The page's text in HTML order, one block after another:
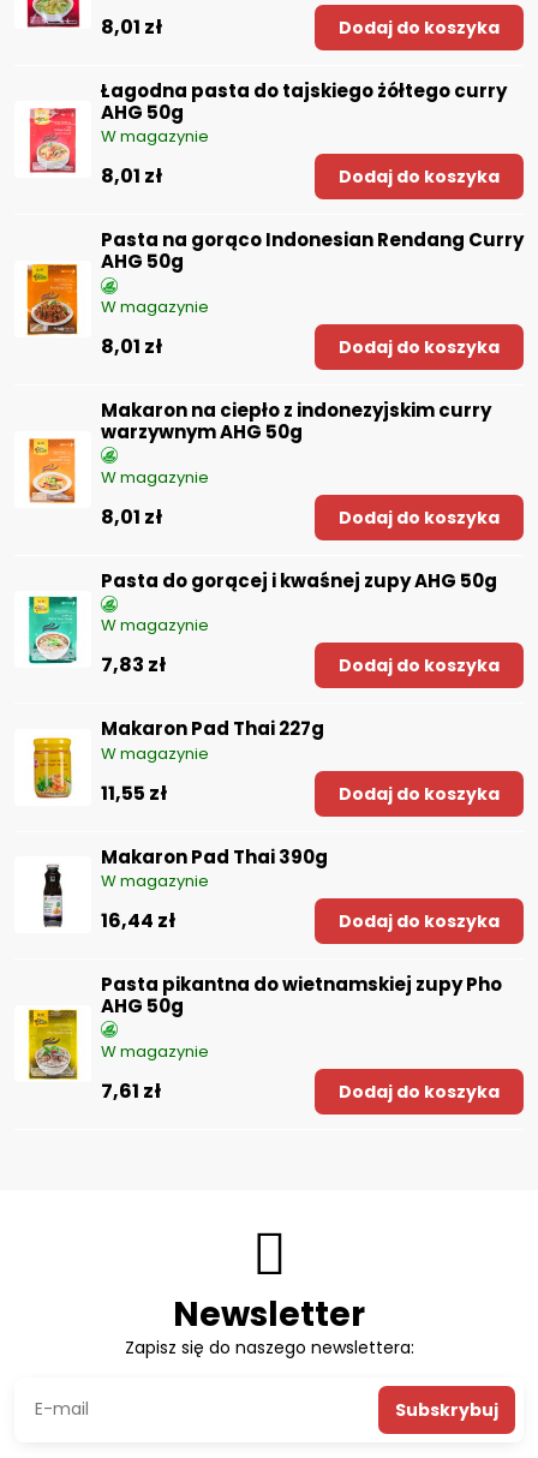
8,01 zł Dodaj do koszyka
Łagodna pasta do tajskiego żółtego curry
AHG 50g
W magazynie
8,01 zł Dodaj do koszyka
Pasta na gorąco Indonesian Rendang Curry
AHG 50g
W magazynie
8,01 zł Dodaj do koszyka
Makaron na ciepło z indonezyjskim curry
warzywnym AHG 50g
W magazynie
8,01 zł Dodaj do koszyka
Pasta do gorącej i kwaśnej zupy AHG 50g
W magazynie
7,83 zł Dodaj do koszyka
Makaron Pad Thai 227g
W magazynie
11,55 zł Dodaj do koszyka
Makaron Pad Thai 390g
W magazynie
16,44 zł Dodaj do koszyka
Pasta pikantna do wietnamskiej zupy Pho
AHG 50g
W magazynie
7,61 zł Dodaj do koszyka
Newsletter
Zapisz się do naszego newslettera:
Subskrybuj